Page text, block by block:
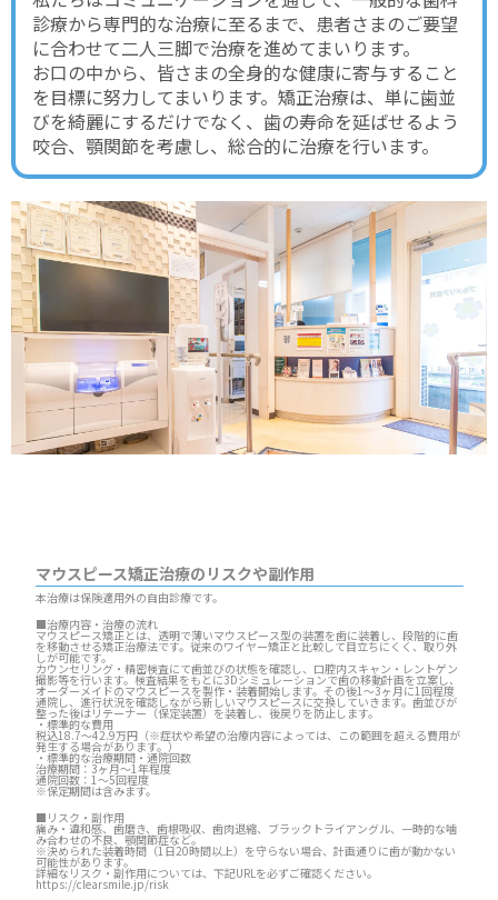
診療から専門的な治療に至るまで、患者さまのご要望
に合わせて二人三脚で治療を進めてまいります。
お口の中から、皆さまの全身的な健康に寄与すること
を目標に努力してまいります。矯正治療は、単に歯並
びを綺麗にするだけでなく、歯の寿命を延ばせるよう
咬合、顎関節を考慮し、総合的に治療を行います。
マウスピース矯正治療のリスクや副作用
本治療は保険適用外の自由診療です。
■治療内容・治療の流れ
マウスピース矯正とは、透明で薄いマウスピース型の装置を歯に装着し、段階的に歯
を移動させる矯正治療法です。従来のワイヤー矯正と比較して目立ちにくく、取り外
しが可能です。
カウンセリング・精密検査にて歯並びの状態を確認し、口腔内スキャン・レントゲン
撮影等を行います。検査結果をもとに3Dシミュレーションで歯の移動計画を立案し、
オーダーメイドのマウスピースを製作・装着開始します。その後1～3ヶ月に1回程度
通院し、進行状況を確認しながら新しいマウスピースに交換していきます。歯並びが
整った後はリテーナー（保定装置）を装着し、後戻りを防止します。
・標準的な費用
税込18.7～42.9万円（※症状や希望の治療内容によっては、この範囲を超える費用が
発生する場合があります。）
・標準的な治療期間・通院回数
治療期間：3ヶ月～1年程度
通院回数：1～5回程度
※保定期間は含みます。
■リスク・副作用
痛み・違和感、歯磨き、歯根吸収、歯肉退縮、ブラックトライアングル、一時的な噛
み合わせの不良、顎関節症など。
※決められた装着時間（1日20時間以上）を守らない場合、計画通りに歯が動かない
可能性があります。
詳細なリスク・副作用については、下記URLを必ずご確認ください。
https://clearsmile.jp/risk